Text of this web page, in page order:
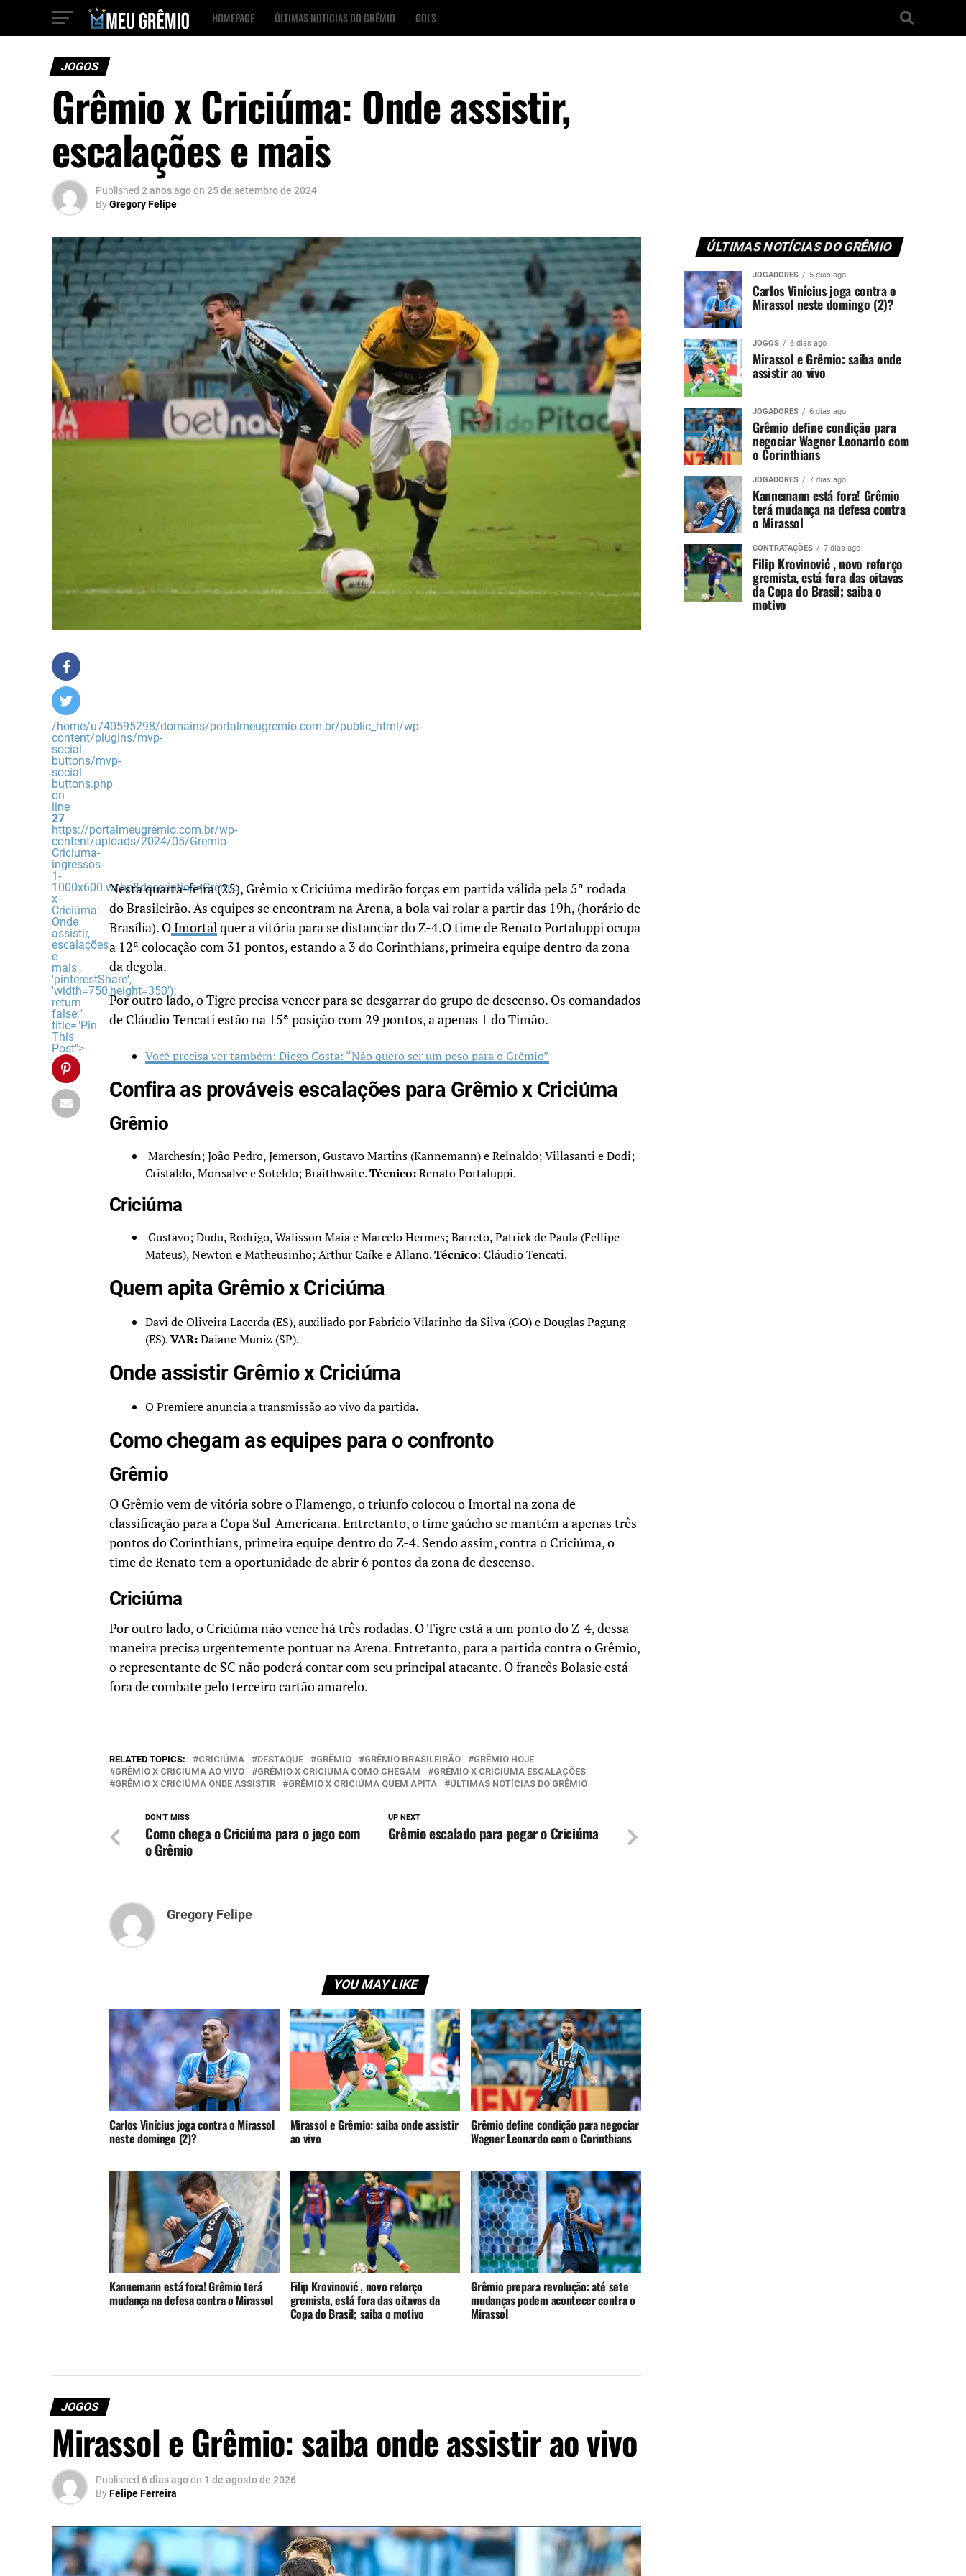
HOMEPAGE ÚLTIMAS NOTÍCIAS DO GRÊMIO GOLS
JOGOS
Grêmio x Criciúma: Onde assistir,
escalações e mais
Published 2 anos agoon 25 de setembro de 2024
ByGregory Felipe
/home/u740595298/domains/portalmeugremio.com.br/public_html/wp-
content/plugins/mvp-
social-
buttons/mvp-
social-
buttons.php
on
line
27
https://portalmeugremio.com.br/wp-
content/uploads/2024/05/Gremio-
Criciuma-
ingressos-
1-
1000x600.webp&description=Grêmio
x
Criciúma:
Onde
assistir,
escalações
e
mais',
'pinterestShare',
'width=750,height=350');
return
false;"
title="Pin
This
Post">
Nesta quarta-feira (25), Grêmio x Criciúma medirão forças em partida válida pela 5ª rodada
do Brasileirão. As equipes se encontram na Arena, a bola vai rolar a partir das 19h, (horário de
Brasília). O Imortalquer a vitória para se distanciar do Z-4.O time de Renato Portaluppi ocupa
a 12ª colocação com 31 pontos, estando a 3 do Corinthians, primeira equipe dentro da zona
da degola.
Por outro lado, o Tigre precisa vencer para se desgarrar do grupo de descenso. Os comandados
de Cláudio Tencati estão na 15ª posição com 29 pontos, a apenas 1 do Timão.
Você precisa ver também: Diego Costa: “Não quero ser um peso para o Grêmio”
Confira as prováveis escalações para Grêmio x Criciúma
Grêmio
Marchesín; João Pedro, Jemerson, Gustavo Martins (Kannemann) e Reinaldo; Villasanti e Dodi;
Cristaldo, Monsalve e Soteldo; Braithwaite.Técnico:Renato Portaluppi.
Criciúma
Gustavo; Dudu, Rodrigo, Walisson Maia e Marcelo Hermes; Barreto, Patrick de Paula (Fellipe
Mateus), Newton e Matheusinho; Arthur Caíke e Allano.Técnico: Cláudio Tencati.
Quem apita Grêmio x Criciúma
Davi de Oliveira Lacerda (ES), auxiliado por Fabricio Vilarinho da Silva (GO) e Douglas Pagung
(ES).VAR:Daiane Muniz (SP).
Onde assistir Grêmio x Criciúma
O Premiere anuncia a transmissão ao vivo da partida.
Como chegam as equipes para o confronto
Grêmio
O Grêmio vem de vitória sobre o Flamengo, o triunfo colocou o Imortal na zona de
classificação para a Copa Sul-Americana. Entretanto, o time gaúcho se mantém a apenas três
pontos do Corinthians, primeira equipe dentro do Z-4. Sendo assim, contra o Criciúma, o
time de Renato tem a oportunidade de abrir 6 pontos da zona de descenso.
Criciúma
Por outro lado, o Criciúma não vence há três rodadas. O Tigre está a um ponto do Z-4, dessa
maneira precisa urgentemente pontuar na Arena. Entretanto, para a partida contra o Grêmio,
o representante de SC não poderá contar com seu principal atacante. O francês Bolasie está
fora de combate pelo terceiro cartão amarelo.
RELATED TOPICS: CRICIÚMA DESTAQUE GRÊMIO GRÊMIO BRASILEIRÃO
GRÊMIO HOJE
GRÊMIO X CRICIÚMA AO VIVO
GRÊMIO X CRICIÚMA COMO CHEGAM
GRÊMIO X CRICIÚMA ESCALAÇÕES
GRÊMIO X CRICIÚMA ONDE ASSISTIR
GRÊMIO X CRICIÚMA QUEM APITA ÚLTIMAS NOTÍCIAS DO GRÊMIO
UP NEXT
Grêmio escalado para pegar o Criciúma
DON'T MISS
Como chega o Criciúma para o jogo com
o Grêmio
Gregory Felipe
YOU MAY LIKE
Carlos Vinícius joga contra o Mirassol
neste domingo (2)?
Mirassol e Grêmio: saiba onde assistir
ao vivo
Grêmio define condição para negociar
Wagner Leonardo com o Corinthians
Kannemann está fora! Grêmio terá
mudança na defesa contra o Mirassol
Filip Krovinović , novo reforço
gremista, está fora das oitavas da
Copa do Brasil; saiba o motivo
Grêmio prepara revolução: até sete
mudanças podem acontecer contra o
Mirassol
JOGOS
Mirassol e Grêmio: saiba onde assistir ao vivo
Published 6 dias agoon 1 de agosto de 2026
ByFelipe Ferreira
ÚLTIMAS NOTÍCIAS DO GRÊMIO
JOGADORES 5 dias ago
Carlos Vinícius joga contra o
Mirassol neste domingo (2)?
JOGOS 6 dias ago
Mirassol e Grêmio: saiba onde
assistir ao vivo
JOGADORES 6 dias ago
Grêmio define condição para
negociar Wagner Leonardo com
o Corinthians
JOGADORES 7 dias ago
Kannemann está fora! Grêmio
terá mudança na defesa contra
o Mirassol
CONTRATAÇÕES 7 dias ago
Filip Krovinović , novo reforço
gremista, está fora das oitavas
da Copa do Brasil; saiba o
motivo